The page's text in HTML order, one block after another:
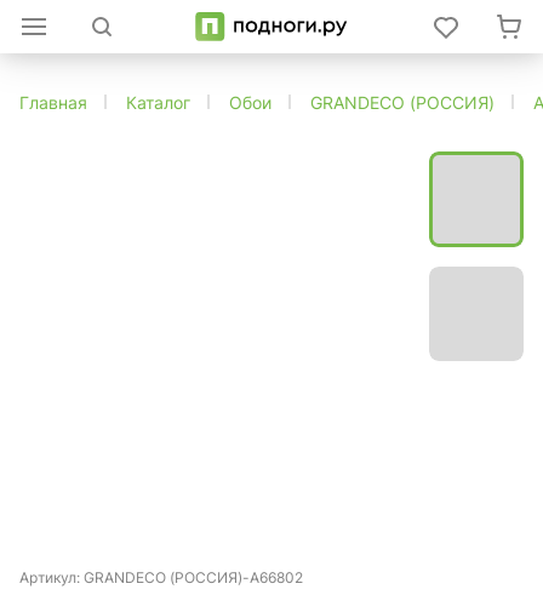
Главная Каталог Обои GRANDECO (РОССИЯ)
Артикул: GRANDECO (РОССИЯ)-A66802